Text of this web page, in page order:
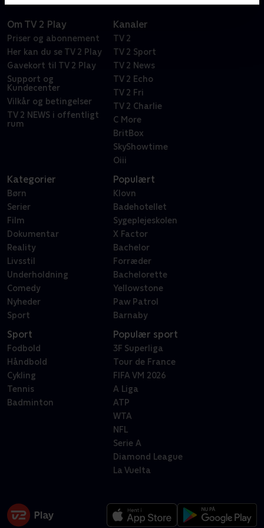
Om TV 2 Play
Priser og abonnement
Her kan du se TV 2 Play
Gavekort til TV 2 Play
Support og
Kundecenter
Vilkår og betingelser
TV 2 NEWS i offentligt
rum
Kanaler
TV 2
TV 2 Sport
TV 2 News
TV 2 Echo
TV 2 Fri
TV 2 Charlie
C More
BritBox
SkyShowtime
Oiii
Kategorier
Børn
Serier
Film
Dokumentar
Reality
Livsstil
Underholdning
Comedy
Nyheder
Sport
Populært
Klovn
Badehotellet
Sygeplejeskolen
X Factor
Bachelor
Forræder
Bachelorette
Yellowstone
Paw Patrol
Barnaby
Sport
Fodbold
Håndbold
Cykling
Tennis
Badminton
Populær sport
3F Superliga
Tour de France
FIFA VM 2026
A Liga
ATP
WTA
NFL
Serie A
Diamond League
La Vuelta